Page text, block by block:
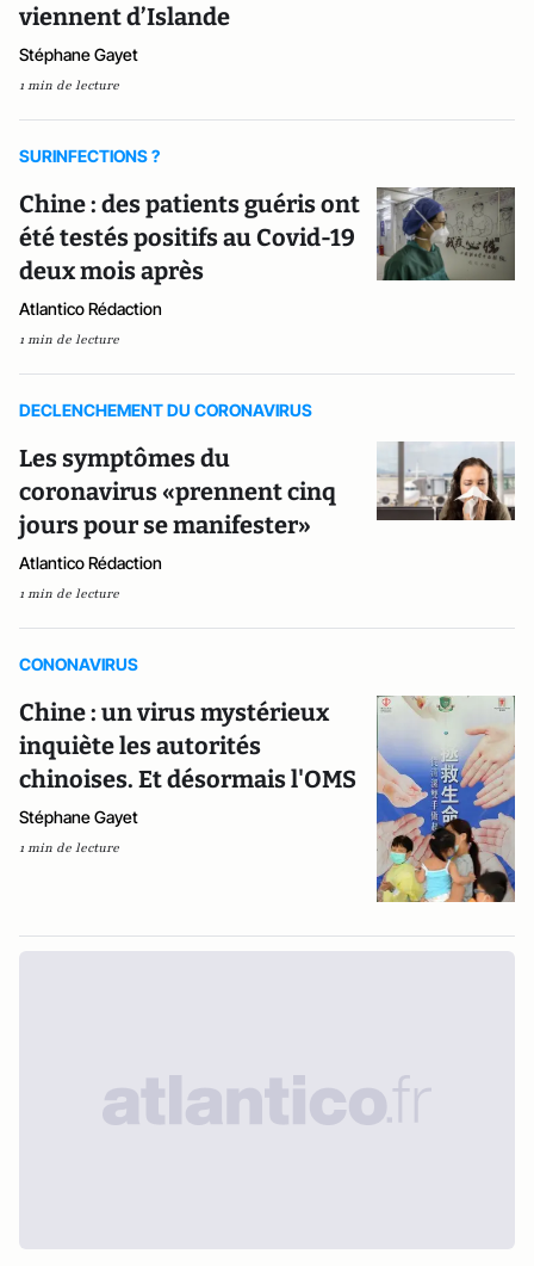
viennent d’Islande
Stéphane Gayet
1 min de lecture
SURINFECTIONS ?
Chine : des patients guéris ont
été testés positifs au Covid-19
deux mois après
Atlantico Rédaction
1 min de lecture
DECLENCHEMENT DU CORONAVIRUS
Les symptômes du
coronavirus «prennent cinq
jours pour se manifester»
Atlantico Rédaction
1 min de lecture
CONONAVIRUS
Chine : un virus mystérieux
inquiète les autorités
chinoises. Et désormais l'OMS
Stéphane Gayet
1 min de lecture